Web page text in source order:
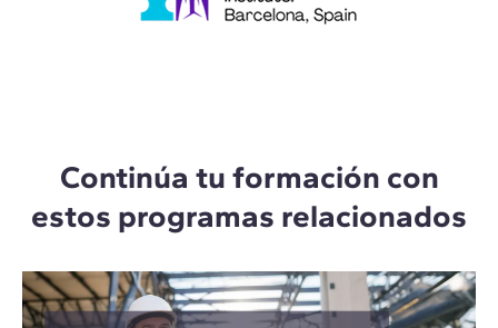
Continúa tu formación con
estos programas relacionados